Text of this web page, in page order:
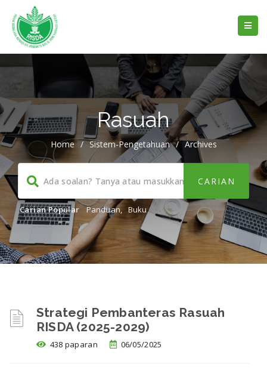
Rasuah
Home / Sistem-Pengetahuan / Archives
Carian Popular Panduan, Buku
Strategi Pembanteras Rasuah
RISDA (2025-2029)
438 paparan 06/05/2025